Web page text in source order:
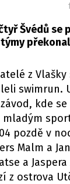
Švédů se
z
swimrun.
kde
mladým
pozdě v
Malm a
a
z ostrova